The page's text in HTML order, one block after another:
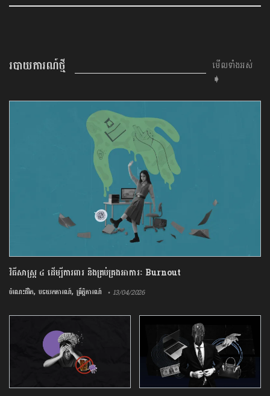
របាយការណ៍ថ្មី
មើលទាំងអស់
➧
វិធីសាស្រ្ត ៤ ​ដើម្បី​ការពារ និងគ្រប់គ្រង​អាការៈ Burnout
ចំណេះជីវិត, បទយកការណ៍, ព្រឹត្តិការណ៍ • 13/04/2026